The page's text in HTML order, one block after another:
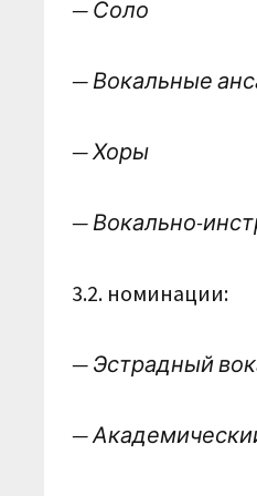
— Соло
— Вокальные
— Хоры
— Вокально-
3.2. номинации:
— Эстрадный
—